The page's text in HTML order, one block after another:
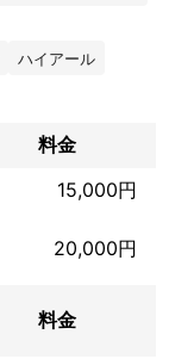
ハイアール
料金
15,000円
20,000円
料金